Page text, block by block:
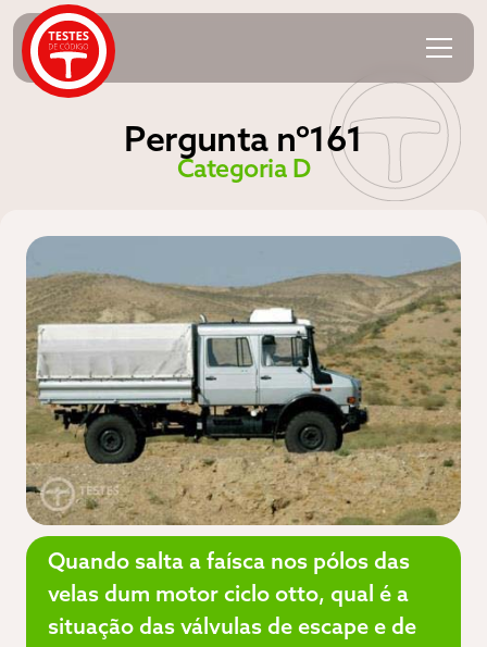
Pergunta nº161
Categoria D
Quando salta a faísca nos pólos das
velas dum motor ciclo otto, qual é a
situação das válvulas de escape e de